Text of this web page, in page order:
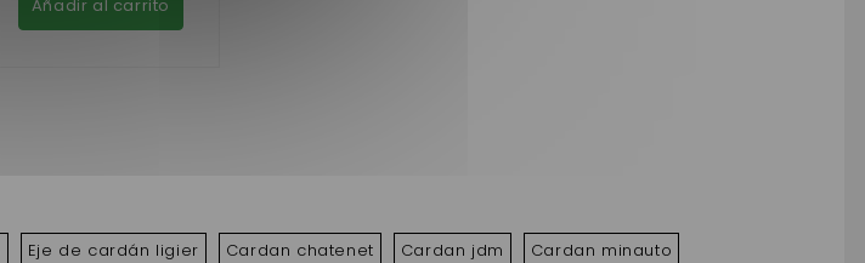
Añadir al carrito
Eje de cardán ligier Cardan chatenet Cardan jdm Cardan minauto